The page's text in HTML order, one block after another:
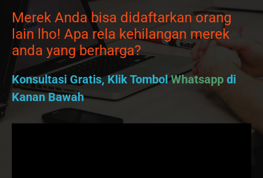
Merek Anda bisa didaftarkan orang
lain lho! Apa rela kehilangan merek
anda yang berharga?
Konsultasi Gratis, Klik TombolWhatsapp di
Kanan Bawah